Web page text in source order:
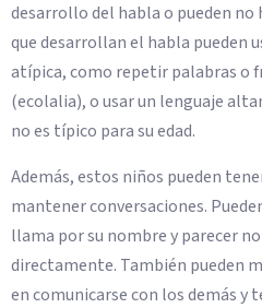
desarrollo del habla o pueden
que desarrollan el habla pueden
atípica, como repetir palabras o
(ecolalia), o usar un lenguaje
no es típico para su edad.
Además, estos niños pueden
mantener conversaciones.
llama por su nombre y parecer
directamente. También pueden
en comunicarse con los demás y